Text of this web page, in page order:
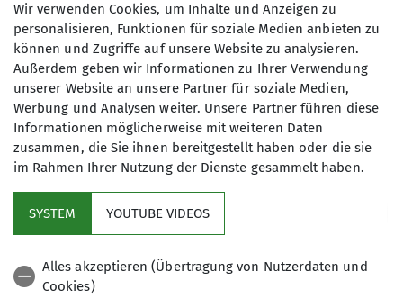
Tag 3, Problem 2. Malte hatten wir am Vortag in
letzter Minute noch zum bereits einfahrenden Zug
bringen können und der dritte Tag begrüßte uns
mit heiterem Sonnenschein und angenehmen
Temperaturen. Was konnte da noch schiefgehen…
Das man sich nicht nur im alpinen weglosen
Gelände verirren kann, sondern auch im
schnell am Zustieg zu den Zimmerbergwänden. Im
Gegensatz zum Vortag fiel mir die glatte 5 zum
Arme trotz abendlicher Dehnübung zu
vorbelastet. Den vermeintlich leichten Routen
Wir verwenden Cookies, um Inhalte und Anzeigen zu
personalisieren, Funktionen für soziale Medien anbieten zu
können und Zugriffe auf unsere Website zu analysieren.
Außerdem geben wir Informationen zu Ihrer Verwendung
unserer Website an unsere Partner für soziale Medien,
Werbung und Analysen weiter. Unsere Partner führen diese
Informationen möglicherweise mit weiteren Daten
zusammen, die Sie ihnen bereitgestellt haben oder die sie
im Rahmen Ihrer Nutzung der Dienste gesammelt haben.
SYSTEM YOUTUBE VIDEOS
Alles akzeptieren (Übertragung von Nutzerdaten und
Cookies)